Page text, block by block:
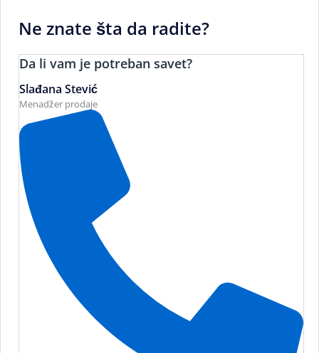
Ne znate šta da radite?
Da li vam je potreban savet?
Slađana Stević
Menadžer prodaje